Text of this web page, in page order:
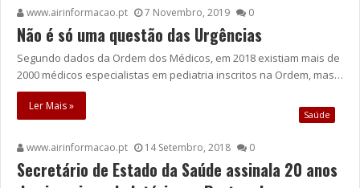
www.airinformacao.pt 7 Novembro, 2019 0
Não é só uma questão das Urgências
Segundo dados da Ordem dos Médicos, em 2018 existiam mais de
2000 médicos especialistas em pediatria inscritos na Ordem, mas…
Ler Mais »
Saúde
www.airinformacao.pt 14 Setembro, 2018 0
Secretário de Estado da Saúde assinala 20 anos